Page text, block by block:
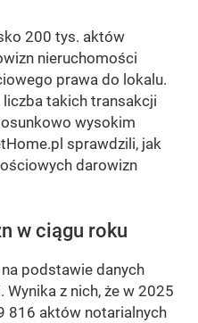
200 tys. aktów
nieruchomości
prawa do lokalu.
liczba takich transakcji
wysokim
sprawdzili, jak
darowizn
w ciągu roku
podstawie danych
z nich, że w 2025
816 aktów notarialnych